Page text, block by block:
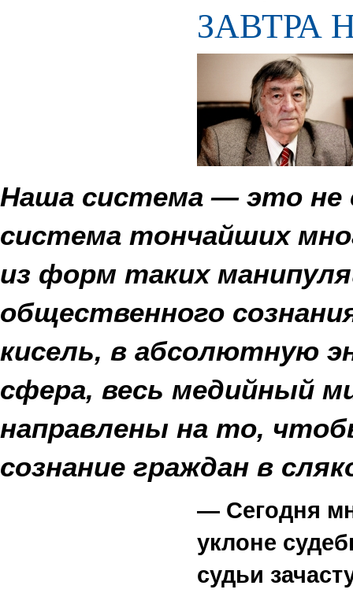
ЗАВТРА
Наша система — это не
система тончайших
из форм таких
общественного
кисель, в абсолютную
сфера, весь медийный
направлены на то,
сознание граждан в
— Сегодня
уклоне
судьи